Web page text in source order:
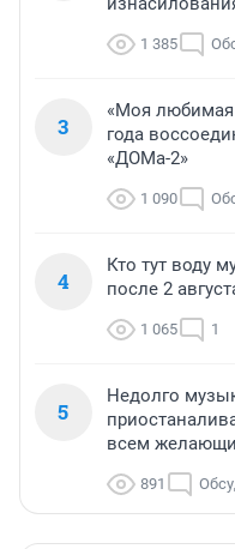
1 385
3
«Моя любимая
года
«ДОМа-2»
1 090
4
Кто тут воду
после 2
1 065 1
5
Недолго
всем
891